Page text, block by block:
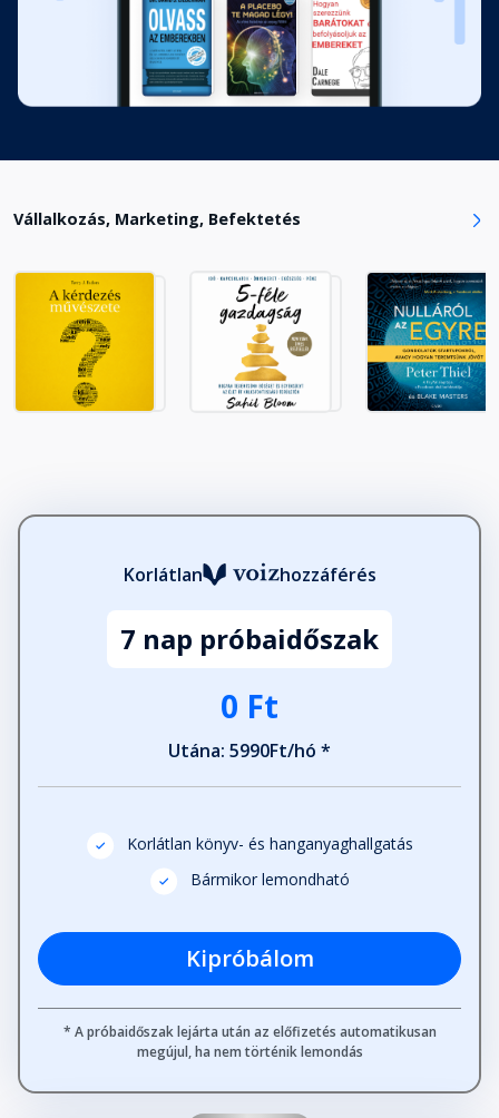
Vállalkozás, Marketing, Befektetés
Korlátlan hozzáférés
7 nap próbaidőszak
0 Ft
Utána: 5990Ft/hó *
Korlátlan könyv- és hanganyaghallgatás
Bármikor lemondható
Kipróbálom
* A próbaidőszak lejárta után az előfizetés automatikusan
megújul, ha nem történik lemondás